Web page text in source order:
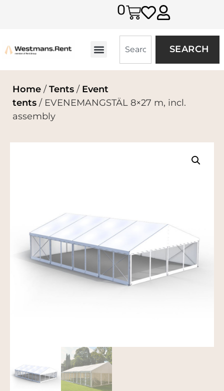
0
SEARCH
Home / Tents / Event
tents / EVENEMANGSTÄL 8×27 m, incl.
assembly